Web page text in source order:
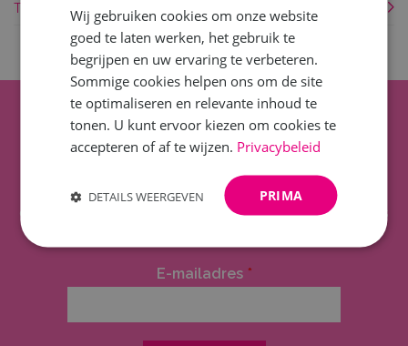
Toegankelijkheid
Op de hoogte blijven?
Blijf op de hoogte van exclusieve updates, nieuws en
evenementen! Schrijf je in voor onze nieuwsbrief en mis
E-mailadres*
Wij gebruiken cookies om onze website
goed te laten werken, het gebruik te
begrijpen en uw ervaring te verbeteren.
Sommige cookies helpen ons om de site
te optimaliseren en relevante inhoud te
tonen. U kunt ervoor kiezen om cookies te
accepteren of af te wijzen. Privacybeleid
PRIMA
DETAILS WEERGEVEN